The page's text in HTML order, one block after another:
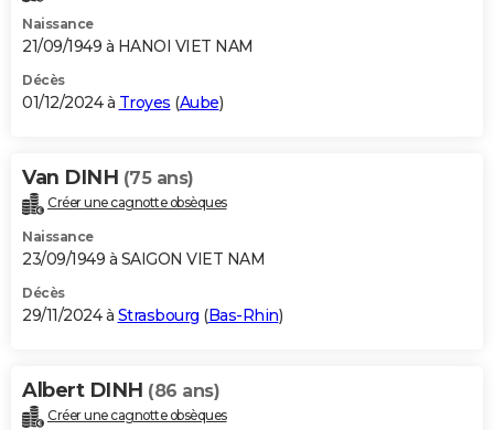
Naissance
21/09/1949 à HANOI VIET NAM
Décès
01/12/2024 à Troyes (Aube)
Van DINH (75 ans)
Créer une cagnotte obsèques
Naissance
23/09/1949 à SAIGON VIET NAM
Décès
29/11/2024 à Strasbourg (Bas-Rhin)
Albert DINH (86 ans)
Créer une cagnotte obsèques